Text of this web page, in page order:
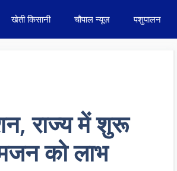
खेती किसानी चौपाल न्यूज़ पशुपालन
राज्य में शुरू
को लाभ